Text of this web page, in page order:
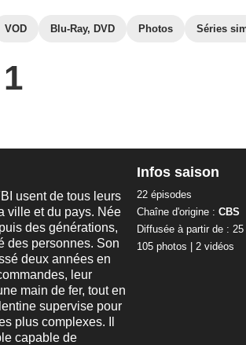
VOD Blu-Ray, DVD Photos Séries
usent de tous leurs
ville et du pays. Née
des générations,
des personnes. Son
deux années en
leur
main de fer, tout en
supervise pour
plus complexes. Il
capable de
Infos saison
22 épisodes
Chaîne d'origine : CBS
Diffusée à partir de :
105 photos
2 vidéos